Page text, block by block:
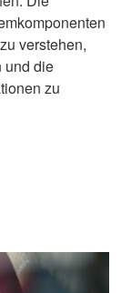
verstehen,
und die
zu